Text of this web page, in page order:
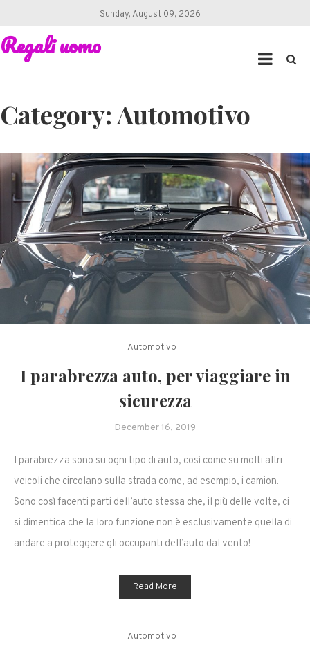
content
Sunday, August 09, 2026
Regali uomo
Category:Automotivo
Automotivo
I parabrezza auto, per viaggiare in
sicurezza
December 16, 2019
I parabrezza sono su ogni tipo di auto, così come su molti altri
veicoli che circolano sulla strada come, ad esempio, i camion.
Sono così facenti parti dell’auto stessa che, il più delle volte, ci
si dimentica che la loro funzione non è esclusivamente quella di
andare a proteggere gli occupanti dell’auto dal vento!
Read More
Automotivo